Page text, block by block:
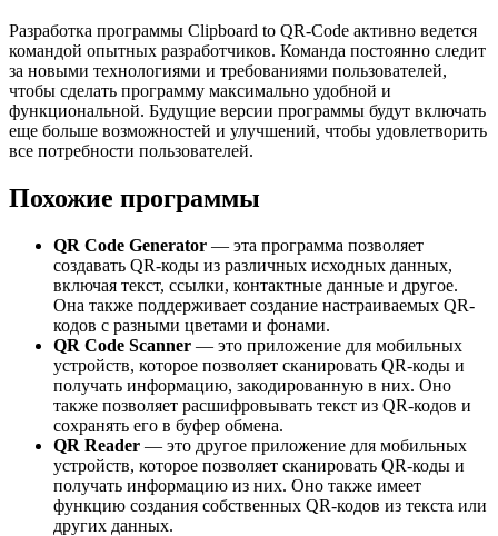
Разработка программы Clipboard to QR-Code активно ведется
командой опытных разработчиков. Команда постоянно следит
за новыми технологиями и требованиями пользователей,
чтобы сделать программу максимально удобной и
функциональной. Будущие версии программы будут включать
еще больше возможностей и улучшений, чтобы удовлетворить
все потребности пользователей.
Похожие программы
QR Code Generator — эта программа позволяет
создавать QR-коды из различных исходных данных,
включая текст, ссылки, контактные данные и другое.
Она также поддерживает создание настраиваемых QR-
кодов с разными цветами и фонами.
QR Code Scanner — это приложение для мобильных
устройств, которое позволяет сканировать QR-коды и
получать информацию, закодированную в них. Оно
также позволяет расшифровывать текст из QR-кодов и
сохранять его в буфер обмена.
QR Reader — это другое приложение для мобильных
устройств, которое позволяет сканировать QR-коды и
получать информацию из них. Оно также имеет
функцию создания собственных QR-кодов из текста или
других данных.